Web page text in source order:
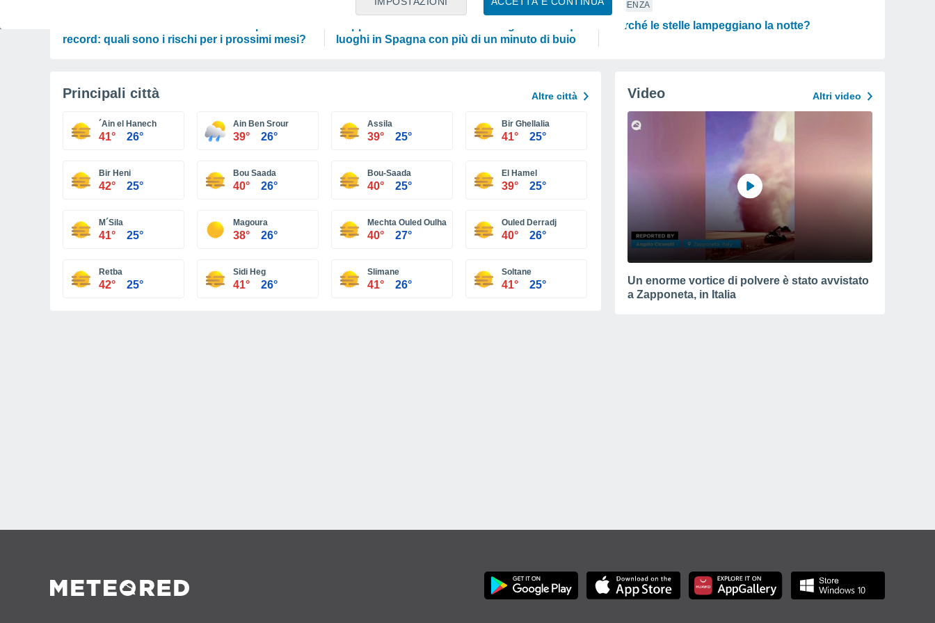
record: quali sono i rischi per i prossimi mesi?
ASTRONOMIA
luoghi in Spagna con più di un minuto di buio
SCIENZA
Perché le stelle lampeggiano la notte?
Principali città Altre città
´Ain el Hanech
41° 26°
Ain Ben Srour
39° 26°
Assila
39° 25°
Bir Ghellalia
41° 25°
Bir Heni
42° 25°
Bou Saada
40° 26°
Bou-Saada
40° 25°
El Hamel
39° 25°
M´Sila
41° 25°
Magoura
38° 26°
Mechta Ouled Oulha
40° 27°
Ouled Derradj
40° 26°
Retba
42° 25°
Sidi Heg
41° 26°
Slimane
41° 26°
Soltane
41° 25°
Video Altri video
Un enorme vortice di polvere è stato avvistato
a Zapponeta, in Italia